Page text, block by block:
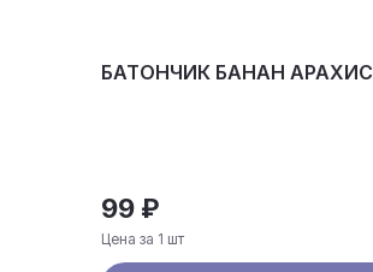
БАТОНЧИК БАНАН АРАХИС
99 ₽
Цена за 1 шт